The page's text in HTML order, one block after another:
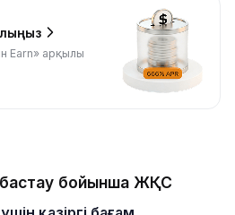
Earn» арқылы
бойынша ЖҚС